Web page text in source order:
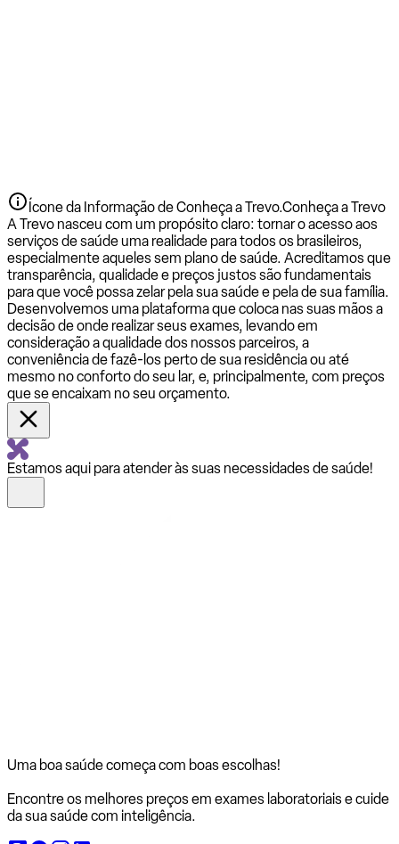
Ícone da Informação de Conheça a Trevo.Conheça a Trevo
A Trevo nasceu com um propósito claro: tornar o acesso aos
serviços de saúde uma realidade para todos os brasileiros,
especialmente aqueles sem plano de saúde. Acreditamos que
transparência, qualidade e preços justos são fundamentais
para que você possa zelar pela sua saúde e pela de sua família.
Desenvolvemos uma plataforma que coloca nas suas mãos a
decisão de onde realizar seus exames, levando em
consideração a qualidade dos nossos parceiros, a
conveniência de fazê-los perto de sua residência ou até
mesmo no conforto do seu lar, e, principalmente, com preços
que se encaixam no seu orçamento.
Estamos aqui para atender às suas necessidades de saúde!
Uma boa saúde começa com boas escolhas!
Encontre os melhores preços em exames laboratoriais e cuide
da sua saúde com inteligência.